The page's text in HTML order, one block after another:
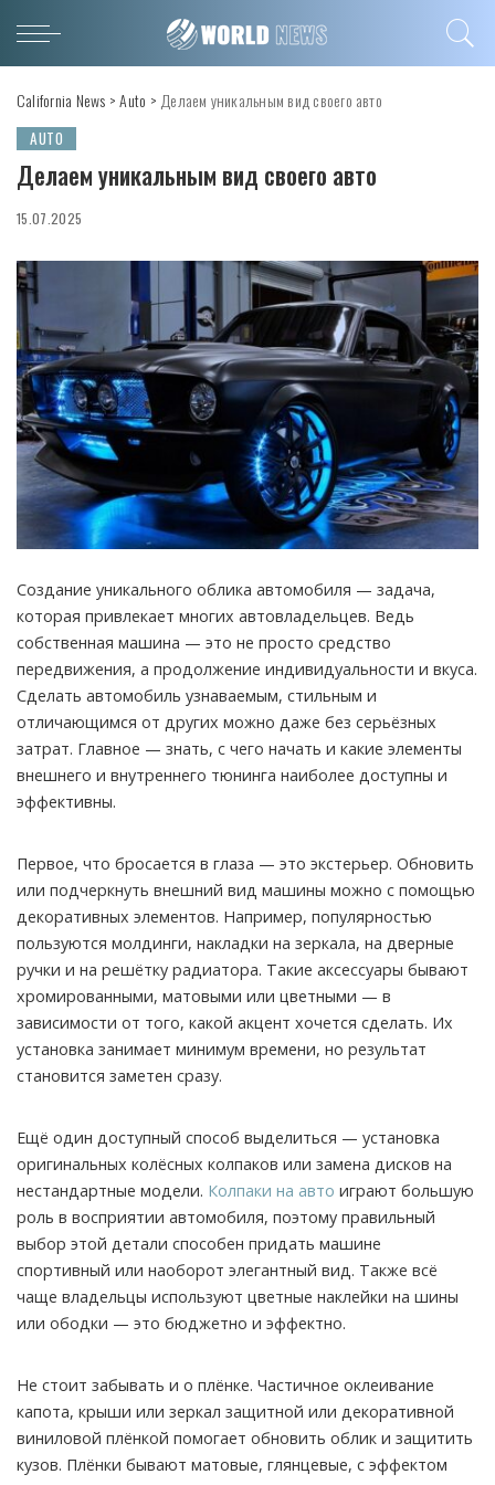
California News >Auto > Делаем уникальным вид своего авто
AUTO
Делаем уникальным вид своего авто
15.07.2025
Создание уникального облика автомобиля — задача,
которая привлекает многих автовладельцев. Ведь
собственная машина — это не просто средство
передвижения, а продолжение индивидуальности и вкуса.
Сделать автомобиль узнаваемым, стильным и
отличающимся от других можно даже без серьёзных
затрат. Главное — знать, с чего начать и какие элементы
внешнего и внутреннего тюнинга наиболее доступны и
эффективны.
Первое, что бросается в глаза — это экстерьер. Обновить
или подчеркнуть внешний вид машины можно с помощью
декоративных элементов. Например, популярностью
пользуются молдинги, накладки на зеркала, на дверные
ручки и на решётку радиатора. Такие аксессуары бывают
хромированными, матовыми или цветными — в
зависимости от того, какой акцент хочется сделать. Их
установка занимает минимум времени, но результат
становится заметен сразу.
Ещё один доступный способ выделиться — установка
оригинальных колёсных колпаков или замена дисков на
нестандартные модели. Колпаки на авто играют большую
роль в восприятии автомобиля, поэтому правильный
выбор этой детали способен придать машине
спортивный или наоборот элегантный вид. Также всё
чаще владельцы используют цветные наклейки на шины
или ободки — это бюджетно и эффектно.
Не стоит забывать и о плёнке. Частичное оклеивание
капота, крыши или зеркал защитной или декоративной
виниловой плёнкой помогает обновить облик и защитить
кузов. Плёнки бывают матовые, глянцевые, с эффектом